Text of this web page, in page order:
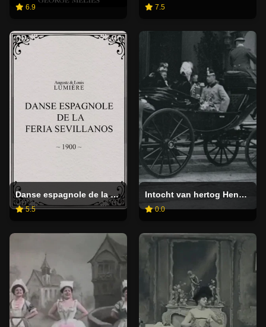
6.9 7.5
Danse espagnole de la Feria Sevillanos
5.5
Intocht van hertog Hendrik van Mecklenburg en H.M. de koningin aan het Staatsspoor te 's-Gravenhage
0.0